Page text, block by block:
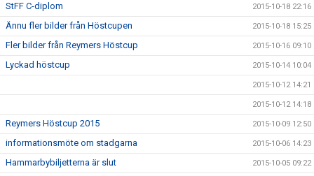
StFF C-diplom 2015-10-18 22:16
Ännu fler bilder från Höstcupen 2015-10-18 15:25
Fler bilder från Reymers Höstcup 2015-10-16 09:10
Lyckad höstcup 2015-10-14 10:04
2015-10-12 14:21
2015-10-12 14:18
Reymers Höstcup 2015 2015-10-09 12:50
informationsmöte om stadgarna 2015-10-06 14:23
Hammarbybiljetterna är slut 2015-10-05 09:22